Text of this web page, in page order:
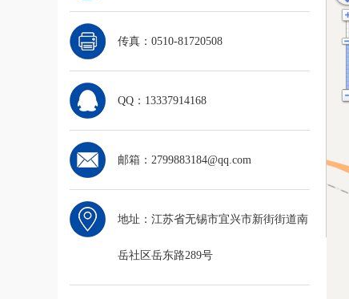
传真：0510-81720508
QQ：13337914168
邮箱：2799883184@qq.com
地址：江苏省无锡市宜兴市新街街道南
岳社区岳东路289号